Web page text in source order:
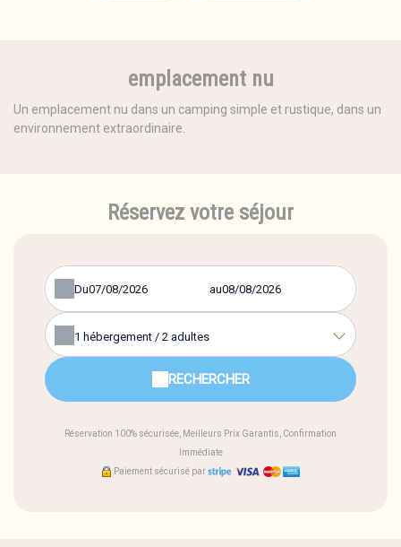
emplacement nu
Un emplacement nu dans un camping simple et rustique, dans un
environnement extraordinaire.
Réservez votre séjour
Du au
1 hébergement / 2 adultes
RECHERCHER
Réservation 100% sécurisée, Meilleurs Prix Garantis, Confirmation
Immédiate
Paiement sécurisé par